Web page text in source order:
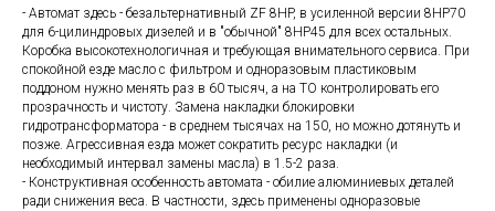
- Автомат здесь - безальтернативный ZF 8HP, в усиленной версии 8HP70
для 6-цилиндровых дизелей и в "обычной" 8HP45 для всех остальных.
Коробка высокотехнологичная и требующая внимательного сервиса. При
спокойной езде масло с фильтром и одноразовым пластиковым
поддоном нужно менять раз в 60 тысяч, а на ТО контролировать его
прозрачность и чистоту. Замена накладки блокировки
гидротрансформатора - в среднем тысячах на 150, но можно дотянуть и
позже. Агрессивная езда может сократить ресурс накладки (и
необходимый интервал замены масла) в 1.5-2 раза.
- Конструктивная особенность автомата - обилие алюминиевых деталей
ради снижения веса. В частности, здесь применены одноразовые